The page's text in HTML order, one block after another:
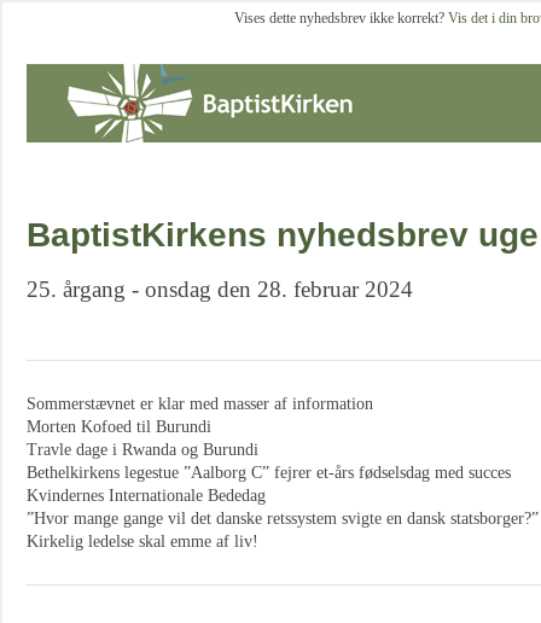
Vises dette nyhedsbrev ikke korrekt? Vis det i din
BaptistKirkens nyhedsbrev
25. årgang - onsdag den 28. februar 2024
Sommerstævnet er klar med masser af information
Morten Kofoed til Burundi
Travle dage i Rwanda og Burundi
Bethelkirkens legestue ”Aalborg C” fejrer et-års fødselsdag med succes
Kvindernes Internationale Bededag
”Hvor mange gange vil det danske retssystem svigte en dansk statsborger?”
Kirkelig ledelse skal emme af liv!